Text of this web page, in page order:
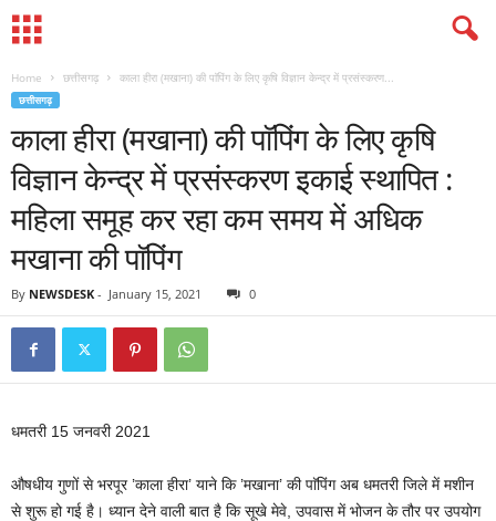
Home छत्तीसगढ़ काला हीरा (मखाना) की पाॅपिंग के लिए कृषि विज्ञान केन्द्र में प्रसंस्करण...
छत्तीसगढ़
काला हीरा (मखाना) की पाॅपिंग के लिए कृषि
विज्ञान केन्द्र में प्रसंस्करण इकाई स्थापित :
महिला समूह कर रहा कम समय में अधिक
मखाना की पाॅपिंग
By NEWSDESK - January 15, 2021 0
धमतरी 15 जनवरी 2021
औषधीय गुणों से भरपूर ’काला हीरा’ याने कि ’मखाना’ की पाॅपिंग अब धमतरी जिले में मशीन
से शुरू हो गई है। ध्यान देने वाली बात है कि सूखे मेवे, उपवास में भोजन के तौर पर उपयोग